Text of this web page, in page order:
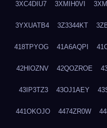
3XC4DIU7 3XMIH0VI
3YXUATB4 3Z3344KT
418TPYOG 41A6AQPI
42HIOZNV 42QOZROE
43IP3TZ3 43OJ1AEY
441OKOJO 4474ZR0W